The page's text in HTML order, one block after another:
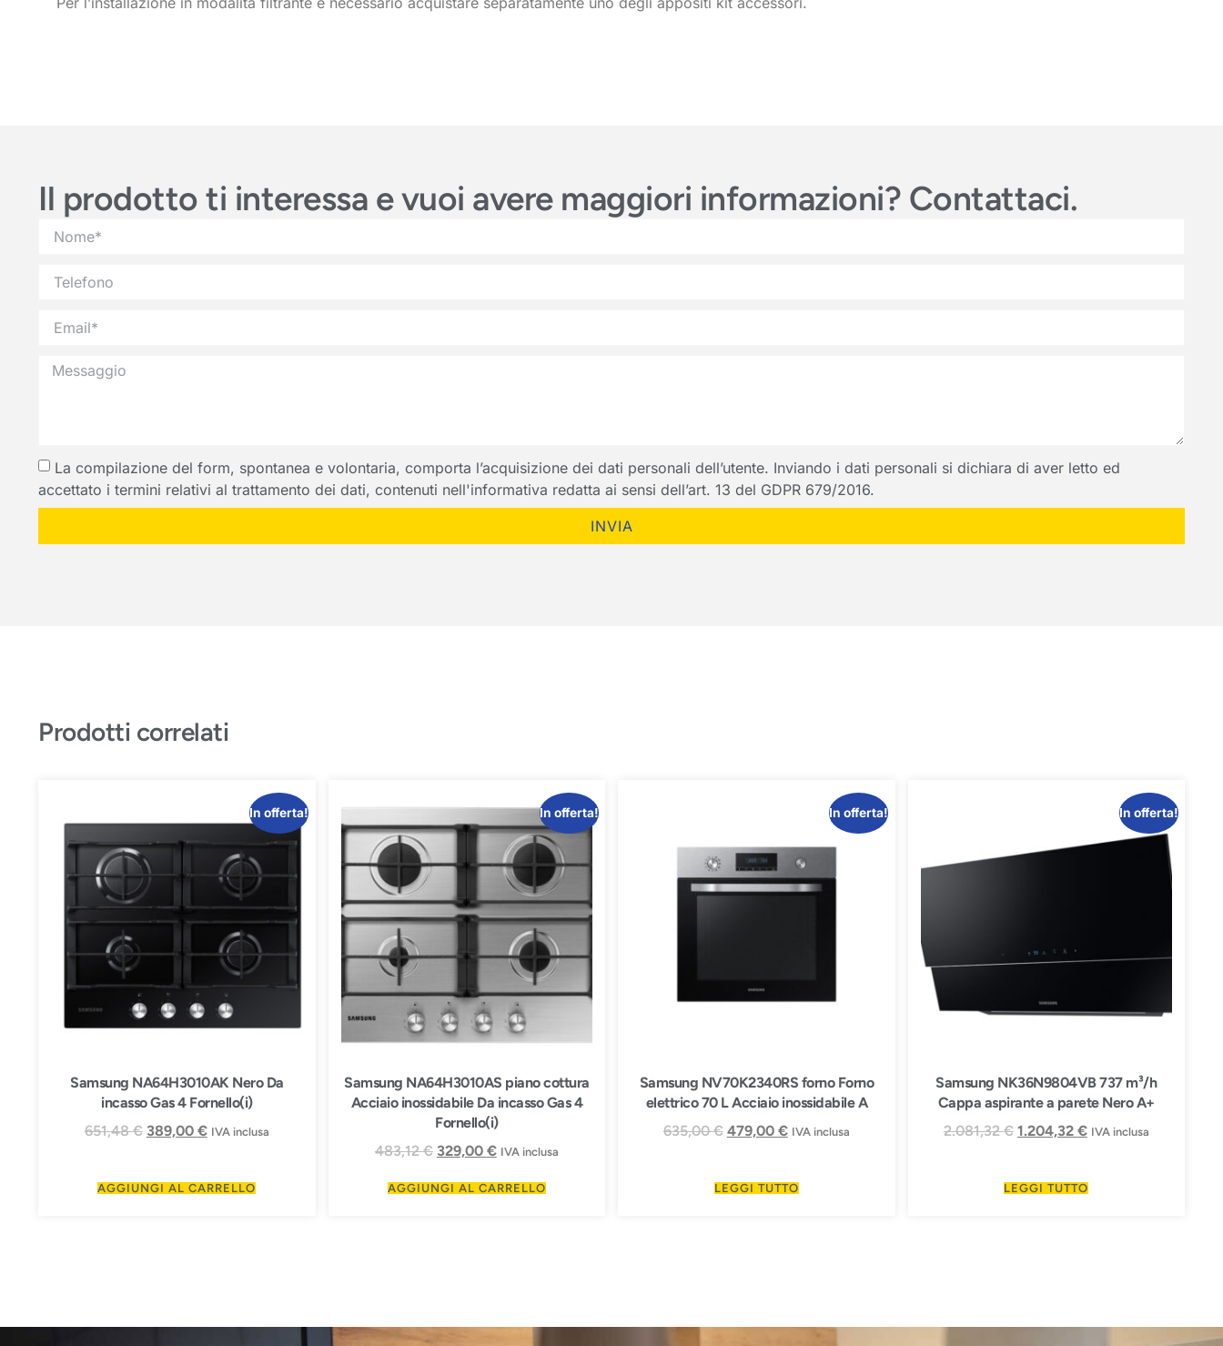
Il prodotto ti interessa e vuoi avere maggiori informazioni? Contattaci.
La compilazione del form, spontanea e volontaria, comporta l’acquisizione dei dati personali dell’utente. Inviando i dati personali si dichiara di aver letto ed
accettato i termini relativi al trattamento dei dati, contenuti nell'informativa redatta ai sensi dell’art. 13 del GDPR 679/2016.
INVIA
Prodotti correlati
In offerta!
Samsung NA64H3010AK Nero Da
incasso Gas 4 Fornello(i)
651,48€ 389,00 € IVA inclusa
AGGIUNGI AL CARRELLO
In offerta!
Samsung NA64H3010AS piano cottura
Acciaio inossidabile Da incasso Gas 4
Fornello(i)
483,12€ 329,00 € IVA inclusa
AGGIUNGI AL CARRELLO
In offerta!
Samsung NV70K2340RS forno Forno
elettrico 70 L Acciaio inossidabile A
635,00€ 479,00 € IVA inclusa
LEGGI TUTTO
In offerta!
Samsung NK36N9804VB 737 m³/h
Cappa aspirante a parete Nero A+
2.081,32€ 1.204,32 € IVA inclusa
LEGGI TUTTO